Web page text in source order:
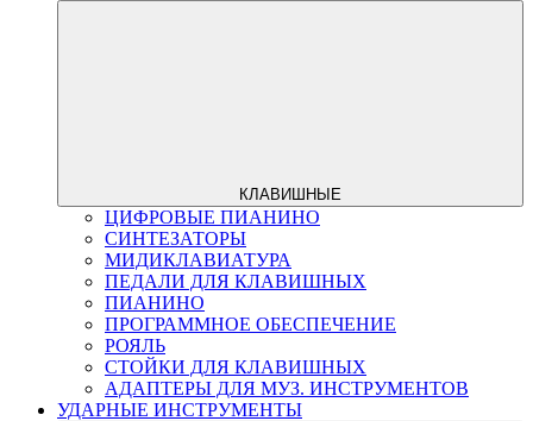
КЛАВИШНЫЕ
ЦИФРОВЫЕ ПИАНИНО
СИНТЕЗАТОРЫ
МИДИКЛАВИАТУРА
ПЕДАЛИ ДЛЯ КЛАВИШНЫХ
ПИАНИНО
ПРОГРАММНОЕ ОБЕСПЕЧЕНИЕ
РОЯЛЬ
СТОЙКИ ДЛЯ КЛАВИШНЫХ
АДАПТЕРЫ ДЛЯ МУЗ. ИНСТРУМЕНТОВ
УДАРНЫЕ ИНСТРУМЕНТЫ